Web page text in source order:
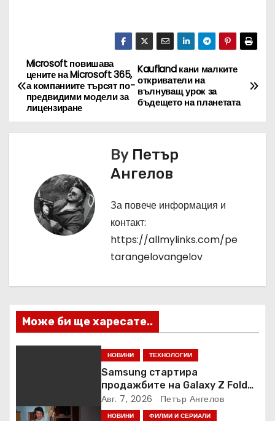
Н
а
Kaufland кани малките
откриватели на
вълнуващ урок за
бъдещето на планетата
Microsoft повишава
цените на Microsoft 365,
а компаниите търсят по-
предвидими модели за
лицензиране
By Петър
Ангелов
За повече информация и
контакт:
https://allmylinks.com/pe
tarangelovangelov
Може би ще харесате..
НОВИНИ ТЕХНОЛОГИИ
Samsung стартира
продажбите на Galaxy Z Fold8
Ultra, Fold8, Flip8, Watch Ultra2
и Watch9
Авг. 7, 2026 Петър Ангелов
НОВИНИ ФИЛМИ И СЕРИАЛИ